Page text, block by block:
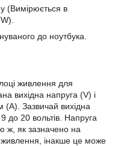
(Вимірюється в
до ноутбука.
живлення для
вихідна напруга (V) і
(A). Зазвичай вихідна
9 до 20 вольтів. Напруга
ж, як зазначено на
живлення, інакше це може